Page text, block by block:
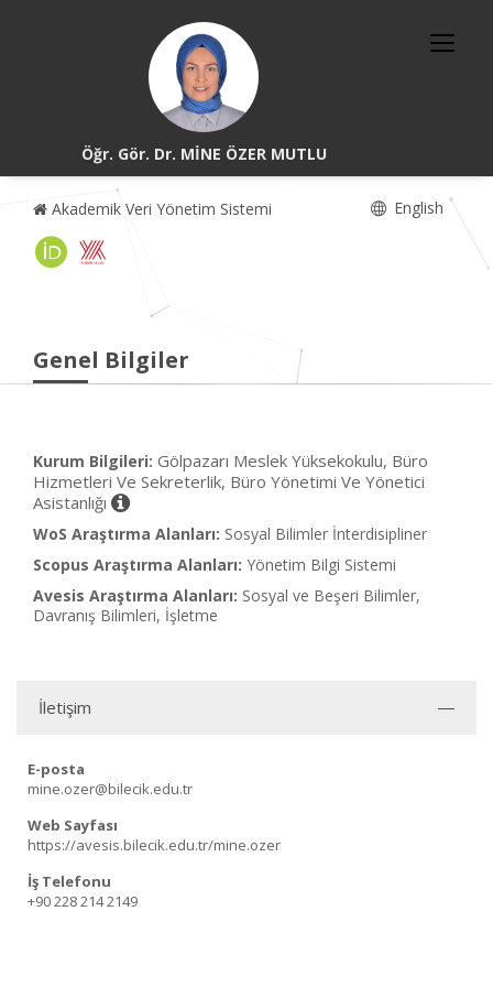
Öğr. Gör. Dr. MİNE ÖZER MUTLU
Akademik Veri Yönetim Sistemi English
Genel Bilgiler
Kurum Bilgileri: Gölpazarı Meslek Yüksekokulu, Büro
Hizmetleri Ve Sekreterlik, Büro Yönetimi Ve Yönetici
Asistanlığı
WoS Araştırma Alanları: Sosyal Bilimler İnterdisipliner
Scopus Araştırma Alanları: Yönetim Bilgi Sistemi
Avesis Araştırma Alanları: Sosyal ve Beşeri Bilimler,
Davranış Bilimleri, İşletme
İletişim
E-posta
mine.ozer@bilecik.edu.tr
Web Sayfası
https://avesis.bilecik.edu.tr/mine.ozer
İş Telefonu
+90 228 214 2149